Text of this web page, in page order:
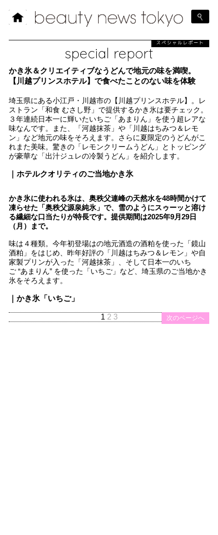
special report
スペシャルレポート
かき氷＆クリエイティブなうどんで地元の味を満喫。
【川越プリンスホテル】で食べたことのない味を体験
埼玉県にある小江戸・川越市の【川越プリンスホテル】。レ
ストラン「和食 むさし野」で提供するかき氷は要チェック。
３年連続日本一に輝いたいちご「あまりん」を使う超レアな
味なんです。また、「河越抹茶」や「川越はちみつ＆レモ
ン」など地元の味をそろえます。さらに夏限定のうどんがこ
れまた美味。驚きの「レモンクリームうどん」とトッピング
が豪華な「出汁ジュレの冷製うどん」を紹介します。
｜ホテルクオリティのご当地かき氷
かき氷に使われる氷は、奥秩父連峰の天然水を48時間かけて
凍らせた「奥秩父源泉純氷」で、雪のようにスゥーッと溶け
る繊細な口当たりが特長です。提供期間は2025年9月29日
（月）まで。
味は４種類。今年初登場はの地元酒造の酒粕を使った「鏡山
酒粕」をはじめ、昨年好評の「川越はちみつ＆レモン」や自
家製プリンが入った「河越抹茶」、そして日本一のいち
ご “あまりん” を使った「いちご」など、埼玉県のご当地かき
氷をそろえます。
｜かき氷「いちご」
次のページへ
1 2 3